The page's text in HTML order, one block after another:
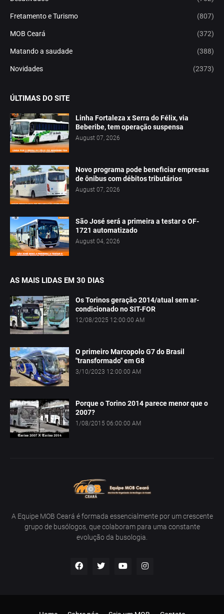
Fretamento e Turismo (807)
MOB Ceará (372)
Matando a saudade (388)
Novidades (2373)
ÚLTIMAS DO SITE
Linha Fortaleza x Serra do Félix, via
Beberibe, tem operação suspensa
August 07, 2026
Novo programa pode beneficiar empresas
de ônibus com débitos tributários
August 07, 2026
São José será a primeira a testar o OF-
1721 automatizado
August 04, 2026
AS MAIS LIDAS EM 30 DIAS
Os Torinos geração 2014/atual sem ar-
condicionado no SIT-FOR
12/08/2025 12:00:00 AM
O primeiro Marcopolo G7 do Brasil
"transformado" em G8
3/10/2023 12:00:00 AM
Porque o Torino 2014 parece menor que o
2007?
1/08/2015 06:00:00 AM
A Equipe MOB Ceará é formada essencialmente por um crescente
grupo de busólogos, que colaboram para uma constante
evolução da busologia.